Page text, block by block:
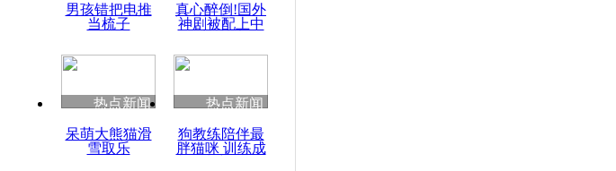
男孩错把电推
当梳子
真心醉倒!国外
神剧被配上中
热点新闻
呆萌大熊猫滑
雪取乐
热点新闻
狗教练陪伴最
胖猫咪 训练成